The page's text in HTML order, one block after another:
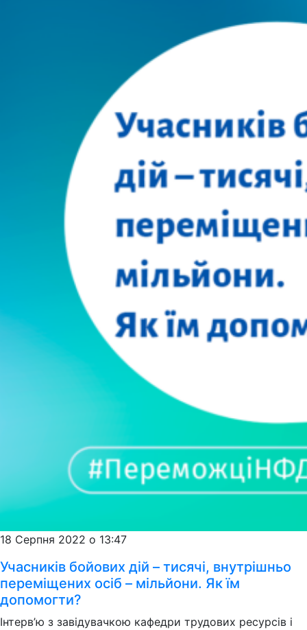
18 Серпня 2022 о 13:47
Учасників бойових дій – тисячі, внутрішньо
переміщених осіб – мільйони. Як їм
допомогти?
Інтерв’ю з завідувачкою кафедри трудових ресурсів і